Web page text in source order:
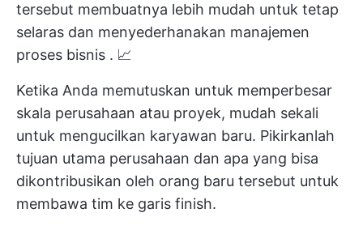
tersebut membuatnya lebih mudah untuk tetap
selaras dan menyederhanakan manajemen
proses bisnis . 📈
Ketika Anda memutuskan untuk memperbesar
skala perusahaan atau proyek, mudah sekali
untuk mengucilkan karyawan baru. Pikirkanlah
tujuan utama perusahaan dan apa yang bisa
dikontribusikan oleh orang baru tersebut untuk
membawa tim ke garis finish.